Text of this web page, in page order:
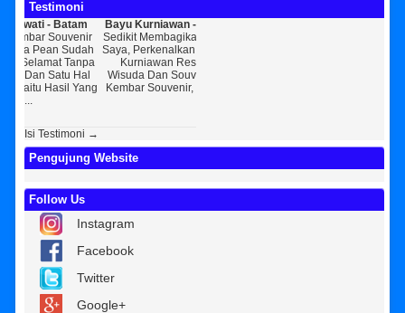
Testimoni
Bayu Kurniawan - Jakarta Pusat
Sedikit Membagikan Kisah Sukses
Saya, Perkenalkan Pak Saya Bayu
Kurniawan Reseller Patung
Wisuda Dan Souvenir Wisuda Di
Kembar Souvenir, Sebetulnya S...
Isi Testimoni →
Pengujung Website
Follow Us
Instagram
Facebook
Twitter
Google+